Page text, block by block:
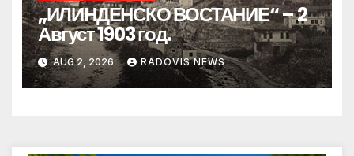
„ИЛИНДЕНСКО ВОСТАНИЕ“ – 2
Август 1903 год.
AUG 2, 2026 RADOVIS NEWS